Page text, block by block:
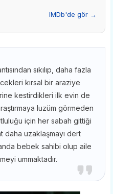
IMDb'de gör →
sıkılıp, daha fazla
kırsal bir araziye
kestirdikleri ilk evin de
luzüm görmeden
için her sabah gittiği
daha uzaklaşmayı dert
bebek sahibi olup aile
ummaktadır.